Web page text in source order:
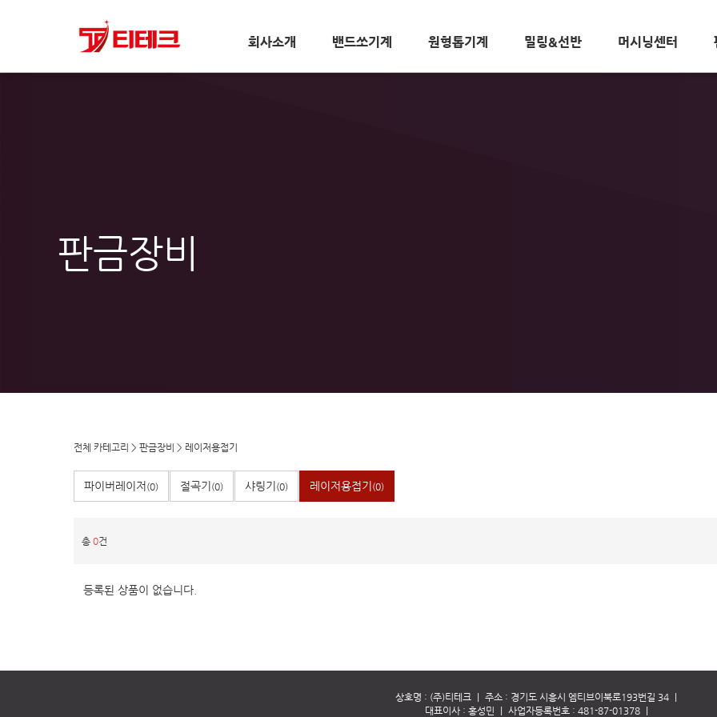
회사소개 밴드쏘기계 원형톱기계 밀링&선반 머시닝센터
판금장비
전체 카테고리 > 판금장비 > 레이저용접기
파이버레이저 (0) 절곡기 (0) 샤링기 (0) 레이저용접기 (0)
총 0건
등록된 상품이 없습니다.
상호명 : (주)티테크 주소 : 경기도 시흥시 엠티브이북로193번길 34
대표이사 : 홍성민
사업자등록번호 : 481-87-01378｜